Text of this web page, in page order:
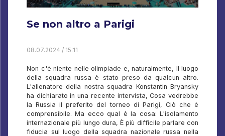
Se non altro a Parigi
08.07.2024 / 15:11
Non c'è niente nelle olimpiade e, naturalmente, Il luogo
della squadra russa è stato preso da qualcun altro.
L'allenatore della nostra squadra Konstantin Bryansky
ha dichiarato in una recente intervista, Cosa vedrebbe
la Russia il preferito del torneo di Parigi, Ciò che è
comprensibile. Ma ecco qual è la cosa: L'isolamento
internazionale più lungo dura, È più difficile parlare con
fiducia sul luogo della squadra nazionale russa nella